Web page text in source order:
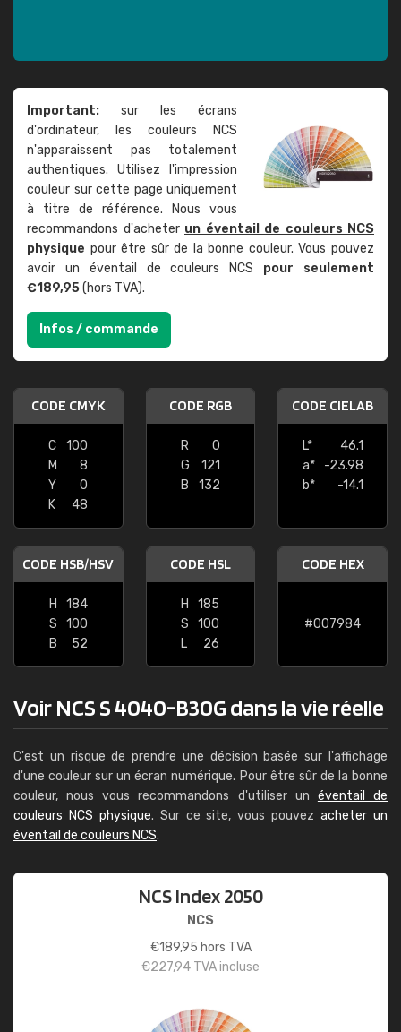
Important: sur les écrans
d'ordinateur, les couleurs NCS
n'apparaissent pas totalement
authentiques. Utilisez l'impression
couleur sur cette page uniquement
à titre de référence. Nous vous
recommandons d'acheter un éventail de couleurs NCS
physique pour être sûr de la bonne couleur. Vous pouvez
avoir un éventail de couleurs NCS pour seulement
€189,95(hors TVA).
Infos / commande
CODE CMYK
C
100
M
8
Y
0
K
48
CODE RGB
R
0
G
121
B
132
CODE CIELAB
L*
46.1
a*
-23.98
b*
-14.1
CODE HSB/HSV
H
184
S
100
B
52
CODE HSL
H
185
S
100
L
26
CODE HEX
#007984
Voir NCS S 4040-B30G dans la vie réelle
C'est un risque de prendre une décision basée sur l'affichage
d'une couleur sur un écran numérique. Pour être sûr de la bonne
couleur, nous vous recommandons d'utiliser un éventail de
couleurs NCS physique. Sur ce site, vous pouvezacheter un
éventail de couleurs NCS.
NCS Index 2050
NCS
€189,95 hors TVA
€227,94 TVA incluse